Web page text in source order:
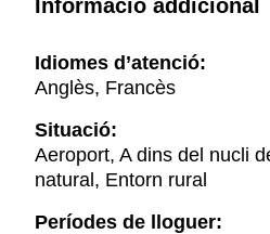
Informació addicional
Idiomes d’atenció:
Anglès, Francès
Situació:
Aeroport, A dins del nucli
natural, Entorn rural
Períodes de lloguer: